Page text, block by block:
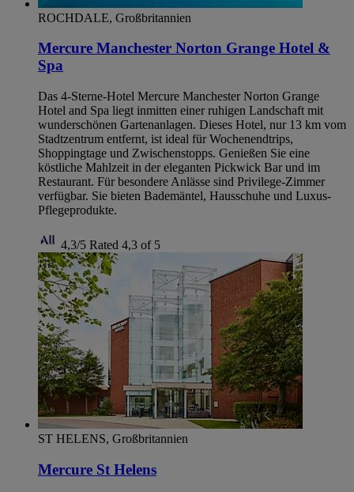
ROCHDALE, Großbritannien
Mercure Manchester Norton Grange Hotel &
Spa
Das 4-Sterne-Hotel Mercure Manchester Norton Grange
Hotel and Spa liegt inmitten einer ruhigen Landschaft mit
wunderschönen Gartenanlagen. Dieses Hotel, nur 13 km vom
Stadtzentrum entfernt, ist ideal für Wochenendtrips,
Shoppingtage und Zwischenstopps. Genießen Sie eine
köstliche Mahlzeit in der eleganten Pickwick Bar und im
Restaurant. Für besondere Anlässe sind Privilege-Zimmer
verfügbar. Sie bieten Bademäntel, Hausschuhe und Luxus-
Pflegeprodukte.
4,3/5 Rated 4,3 of 5
ST HELENS, Großbritannien
Mercure St Helens